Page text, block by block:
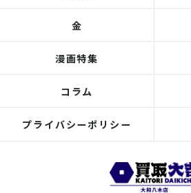
金
漫画特集
コラム
プライバシーポリシー